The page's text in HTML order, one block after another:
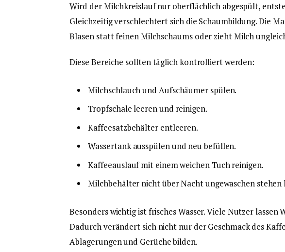
Wird der Milchkreislauf nur oberflächlich abgespült,
Gleichzeitig verschlechtert sich die Schaumbildung. Die
Blasen statt feinen Milchschaums oder zieht Milch
Diese Bereiche sollten täglich kontrolliert werden:
Milchschlauch und Aufschäumer spülen.
Tropfschale leeren und reinigen.
Kaffeesatzbehälter entleeren.
Wassertank ausspülen und neu befüllen.
Kaffeeauslauf mit einem weichen Tuch reinigen.
Milchbehälter nicht über Nacht ungewaschen stehen
Besonders wichtig ist frisches Wasser. Viele Nutzer lassen
Dadurch verändert sich nicht nur der Geschmack des
Ablagerungen und Gerüche bilden.